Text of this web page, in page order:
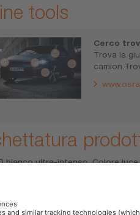
tools
Cerco
Trova la
bianco ultra-intenso. Colore